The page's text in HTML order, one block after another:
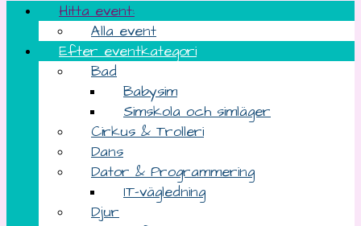
Hitta event:
Alla event
Efter eventkategori
Bad
Babysim
Simskola och simläger
Cirkus & Trolleri
Dans
Dator & Programmering
IT-vägledning
Djur